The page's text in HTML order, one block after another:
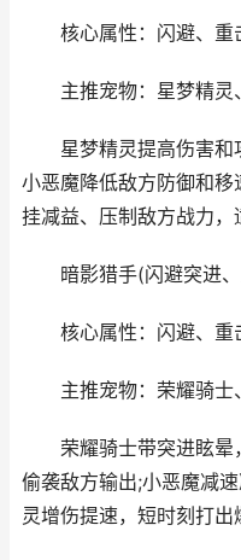
核心属性：闪避、重
主推宠物：星梦精灵
星梦精灵提高伤害和
小恶魔降低敌方防御和
挂减益、压制敌方战力，
暗影猎手(闪避突进、
核心属性：闪避、重
主推宠物：荣耀骑士
荣耀骑士带突进眩晕
偷袭敌方输出;小恶魔减
灵增伤提速，短时刻打出